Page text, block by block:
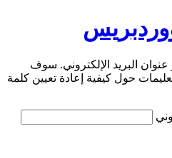
البريد الإلكتروني. سوف
حول كيفية إعادة تعيين كلمة